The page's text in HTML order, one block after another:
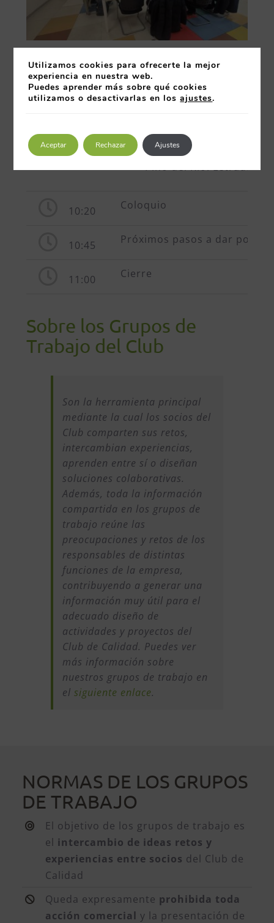
AGENDA
09:30 Apertura de la reunión y
09:40
Estrategias de propiedad
Pino del Río. Letrada
10:20 Coloquio
10:45 Próximos pasos a dar por el
11:00 Cierre
Sobre los Grupos de
Trabajo del Club
Son la herramienta principal
mediante la cual los socios del
Club comparten sus retos,
intercambian experiencias,
aprenden entre sí o diseñan
soluciones colaborativas.
Además, toda la información
compartida en los grupos de
trabajo reúne las
preocupaciones y retos de los
responsables de distintas
funciones de la empresa,
contribuyendo a generar una
información muy útil para el
adecuado diseño de
actividades y proyectos del
Club de Calidad. Puedes ver
más información sobre
nuestros grupos de trabajo en
el siguiente enlace.
NORMAS DE LOS GRUPOS
DE TRABAJO
El objetivo de los grupos de trabajo es
el intercambio de ideas retos y
experiencias entre socios del Club de
Calidad
Queda expresamente prohibida toda
acción comercial y la presentación de
Utilizamos cookies para ofrecerte la mejor
experiencia en nuestra web.
Puedes aprender más sobre qué cookies
utilizamos o desactivarlas en losajustes.
Aceptar Rechazar Ajustes